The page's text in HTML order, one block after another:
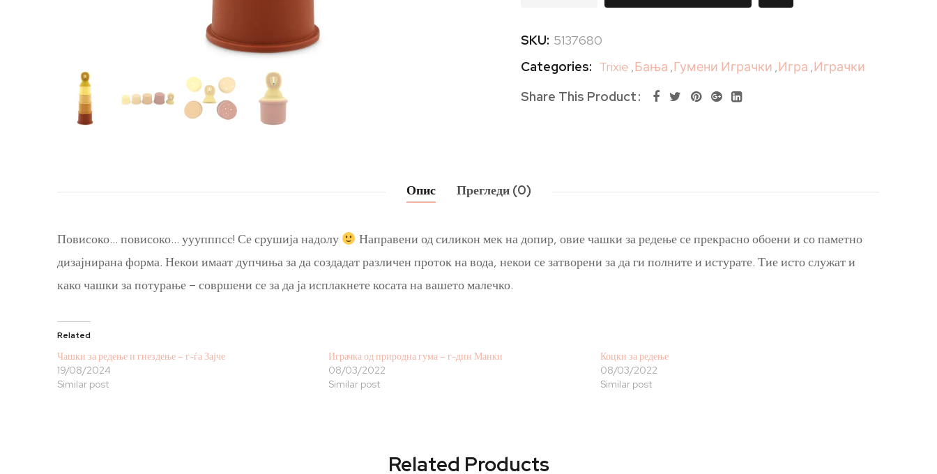
SKU: 5137680
Categories: Trixie ,Бања ,Гумени Играчки ,Игра ,Играчки
Share This Product
Опис Прегледи (0)
Повисоко… повисоко… ууупппсс! Се срушија надолу
Направени од силикон мек на допир, овие чашки за редење се прекрасно обоени и со паметно
дизајнирана форма. Некои имаат дупчиња за да создадат различен проток на вода, некои се затворени за да ги полните и истурате. Тие исто служат и
како чашки за потурање – совршени се за да ја исплакнете косата на вашето малечко.
Related
Чашки за редење и гнездење – г-ѓа Зајче
19/08/2024
Similar post
Играчка од природна гума – г-дин Манки
08/03/2022
Similar post
Коцки за редење
08/03/2022
Similar post
Related Products